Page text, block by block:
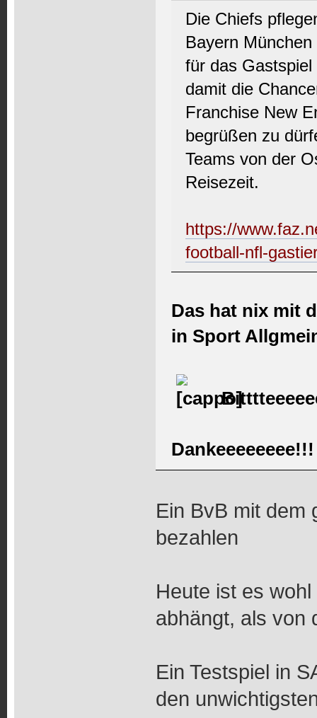
Die Chiefs
Bayern
für das
damit die
Franchise New
begrüßen zu
Teams von der
Reisezeit.
https://
football-nfl-
Das hat nix mit
in Sport
Dankeeeeeeee!!!
Ein BvB mit dem
bezahlen
Heute ist es
abhängt, als von
Ein Testspiel in
den